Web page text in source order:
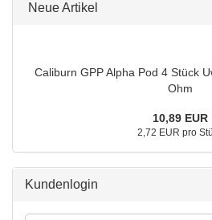
Neue Artikel
Caliburn GPP Alpha Pod 4 Stück
Ohm
10,89 EUR
2,72 EUR pro
Kundenlogin